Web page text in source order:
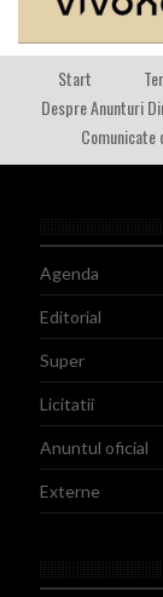
Start
Despre Anunturi
Comunicate
Agenda
Editorial
Super
Licitatii
Anuntul oficial
Externe